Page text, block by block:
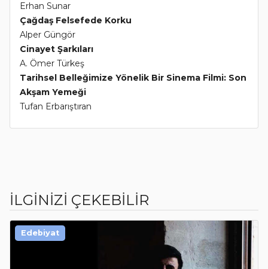
Erhan Sunar
Çağdaş Felsefede Korku
Alper Güngör
Cinayet Şarkıları
A. Ömer Türkeş
Tarihsel Belleğimize Yönelik Bir Sinema Filmi: Son
Akşam Yemeği
Tufan Erbarıştıran
İLGİNİZİ ÇEKEBİLİR
Edebiyat